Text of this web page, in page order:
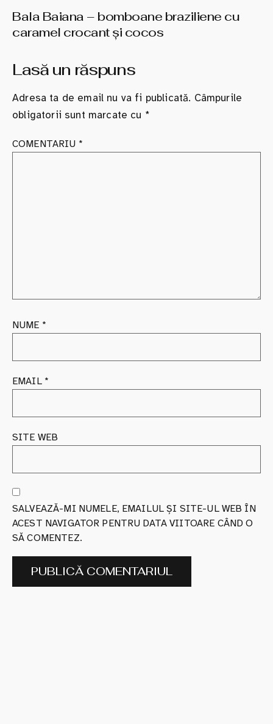
Bala Baiana – bomboane braziliene cu
caramel crocant şi cocos
Lasă un răspuns
Adresa ta de email nu va fi publicată. Câmpurile
obligatorii sunt marcate cu *
COMENTARIU *
NUME *
EMAIL *
SITE WEB
SALVEAZĂ-MI NUMELE, EMAILUL ȘI SITE-UL WEB ÎN
ACEST NAVIGATOR PENTRU DATA VIITOARE CÂND O
SĂ COMENTEZ.